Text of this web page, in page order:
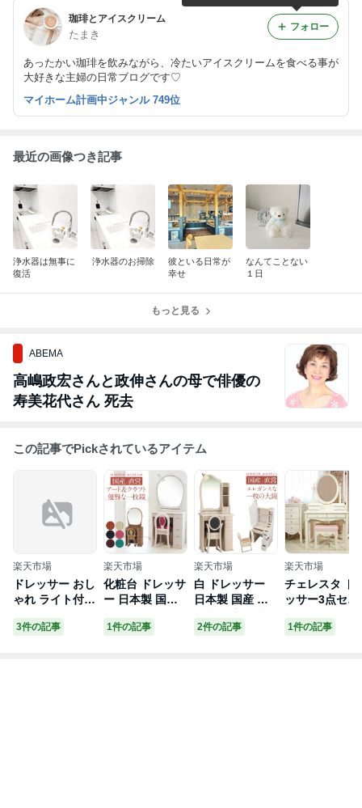
珈琲とアイスクリーム
たまき
あったかい珈琲を飲みながら、冷たいアイスクリームを食べる事が
大好きな主婦の日常ブログです♡
フォロー
マイホーム計画中ジャンル 749位
最近の画像つき記事
浄水器は無事に
復活
浄水器のお掃除
彼といる日常が
幸せ
なんてことない
１日
もっと見る
ABEMA
高嶋政宏さんと政伸さんの母で俳優の
寿美花代さん 死去
この記事でPickされているアイテム
楽天市場
ドレッサー おし
ゃれ ライト付き
女優ミラー 三面
鏡 可愛い デス
3件の記事
楽天市場
化粧台 ドレッサ
ー 日本製 国産
白 一面鏡 デス
ク テーブル ア
1件の記事
楽天市場
白 ドレッサー
日本製 国産 一
面鏡 国産 日本
製 完成品 デス
2件の記事
楽天市場
チェレスタ ド
ッサー3点セッ
トドレッサー
きミラー＋82
1件の記事